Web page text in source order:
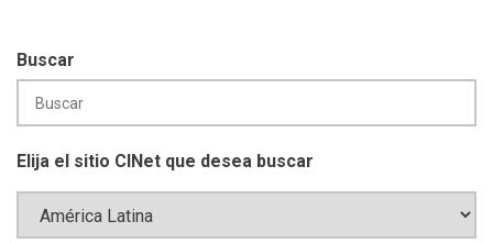
Buscar
Elija el sitio CINet que desea buscar